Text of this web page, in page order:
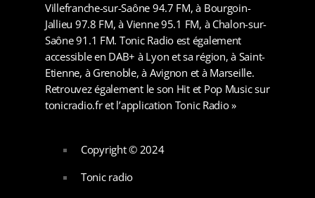
Villefranche-sur-Saône 94.7 FM, à Bourgoin-
Jallieu 97.8 FM, à Vienne 95.1 FM, à Chalon-sur-
Saône 91.1 FM. Tonic Radio est également
accessible en DAB+ à Lyon et sa région, à Saint-
Etienne, à Grenoble, à Avignon et à Marseille.
Retrouvez également le son Hit et Pop Music sur
tonicradio.fr et l’application Tonic Radio »
Copyright © 2024
Tonic radio